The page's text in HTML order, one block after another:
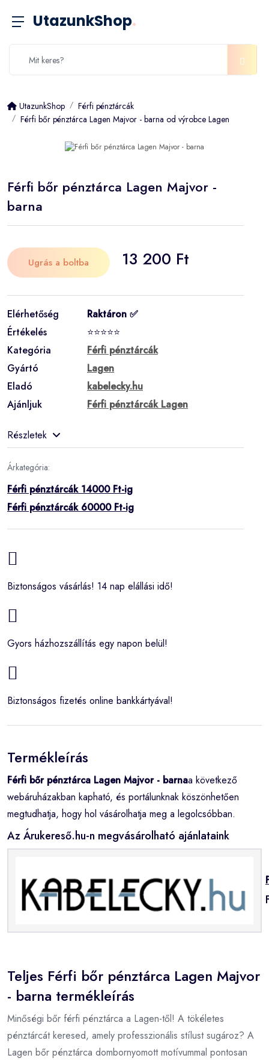
UtazunkShop.
UtazunkShop
Férfi pénztárcák
Férfi bőr pénztárca Lagen Majvor - barna od výrobce Lagen
Férfi bőr pénztárca Lagen Majvor -
barna
Ugrás a boltba 13 200 Ft
Elérhetőség
Raktáron ✅
Értékelés
⭐⭐⭐⭐⭐
Kategória
Férfi pénztárcák
Gyártó
Lagen
Eladó
kabelecky.hu
Ajánljuk
Férfi pénztárcák Lagen
Részletek
Árkategória:
Férfi pénztárcák 14000 Ft-ig
Férfi pénztárcák 60000 Ft-ig
Biztonságos vásárlás! 14 nap elállási idő!
Gyors házhozszállítás egy napon belül!
Biztonságos fizetés online bankkártyával!
Termékleírás
Férfi bőr pénztárca Lagen Majvor - barnaa következő
webáruházakban kapható, és portálunknak köszönhetően
megtudhatja, hogy hol vásárolhatja meg a legolcsóbban.
Az Árukereső.hu-n megvásárolható ajánlataink
Teljes Férfi bőr pénztárca Lagen Majvor
- barna termékleírás
Minőségi bőr férfi pénztárca a Lagen-től! A tökéletes
pénztárcát keresed, amely professzionális stílust sugároz? A
Lagen bőr pénztárca dombornyomott motívummal pontosan